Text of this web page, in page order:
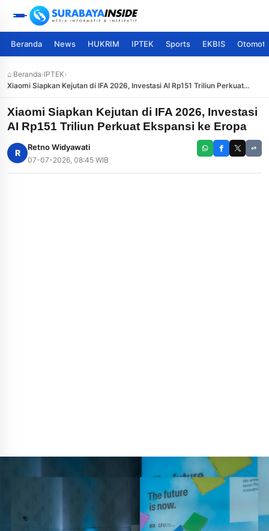
Beranda News HUKRIM IPTEK Sports EKBIS
⌂ Beranda›IPTEK›
Xiaomi Siapkan Kejutan di IFA 2026, Investasi AI Rp151 Triliun Perkuat
Ekspansi ke Eropa
Xiaomi Siapkan Kejutan di IFA 2026, Investasi
AI Rp151 Triliun Perkuat Ekspansi ke Eropa
R
Retno Widyawati
07-07-2026, 08:45 WIB